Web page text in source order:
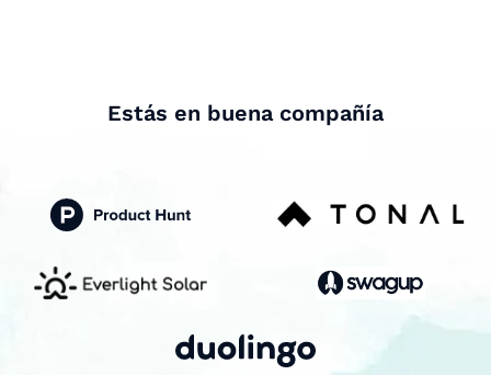
Estás en buena compañía